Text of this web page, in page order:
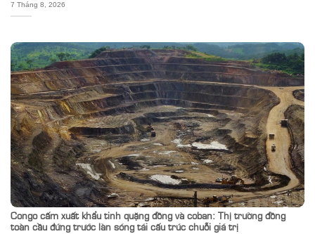
7 Tháng 8, 2026
Congo cấm xuất khẩu tinh quặng đồng và coban: Thị trường đồng
toàn cầu đứng trước làn sóng tái cấu trúc chuỗi giá trị